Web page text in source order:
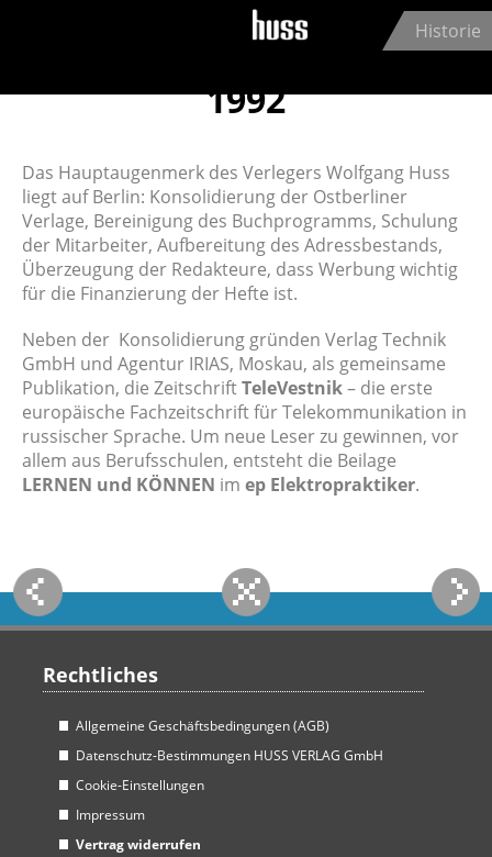
Jump to navigation
Historie
1992
Das Hauptaugenmerk des Verlegers Wolfgang Huss
liegt auf Berlin: Konsolidierung der Ostberliner
Verlage, Bereinigung des Buchprogramms, Schulung
der Mitarbeiter, Aufbereitung des Adressbestands,
Überzeugung der Redakteure, dass Werbung wichtig
für die Finanzierung der Hefte ist.
Neben der Konsolidierung gründen Verlag Technik
GmbH und Agentur IRIAS, Moskau, als gemeinsame
Publikation, die ZeitschriftTeleVestnik– die erste
europäische Fachzeitschrift für Telekommunikation in
russischer Sprache. Um neue Leser zu gewinnen, vor
allem aus Berufsschulen, entsteht die Beilage
LERNEN und KÖNNEN im ep Elektropraktiker.
Rechtliches
Allgemeine Geschäftsbedingungen (AGB)
Datenschutz-Bestimmungen HUSS VERLAG GmbH
Cookie-Einstellungen
Impressum
Vertrag widerrufen